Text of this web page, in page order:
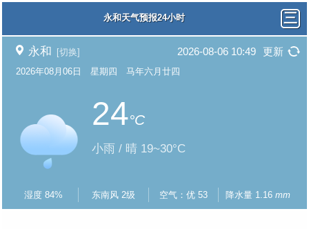
永和天气预报24小时
永和 [切换] 2026-08-06 10:49 更新
2026年08月06日 星期四 马年六月廿四
24°C
小雨 / 晴 19~30°C
湿度 84% 东南风 2级 空气：优 53 降水量 1.16 mm